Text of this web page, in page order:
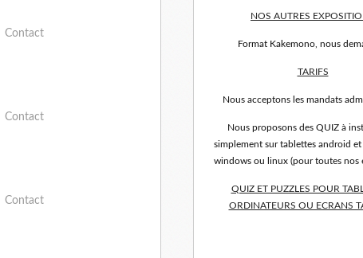
Contact
Contact
Contact
NOS AUTRES
Format Kakemono, nous
TARIFS
Nous acceptons les mandats
Nous proposons des QUIZ à
simplement sur tablettes android
windows ou linux (pour toutes nos
QUIZ ET PUZZLES POUR
ORDINATEURS OU ECRANS